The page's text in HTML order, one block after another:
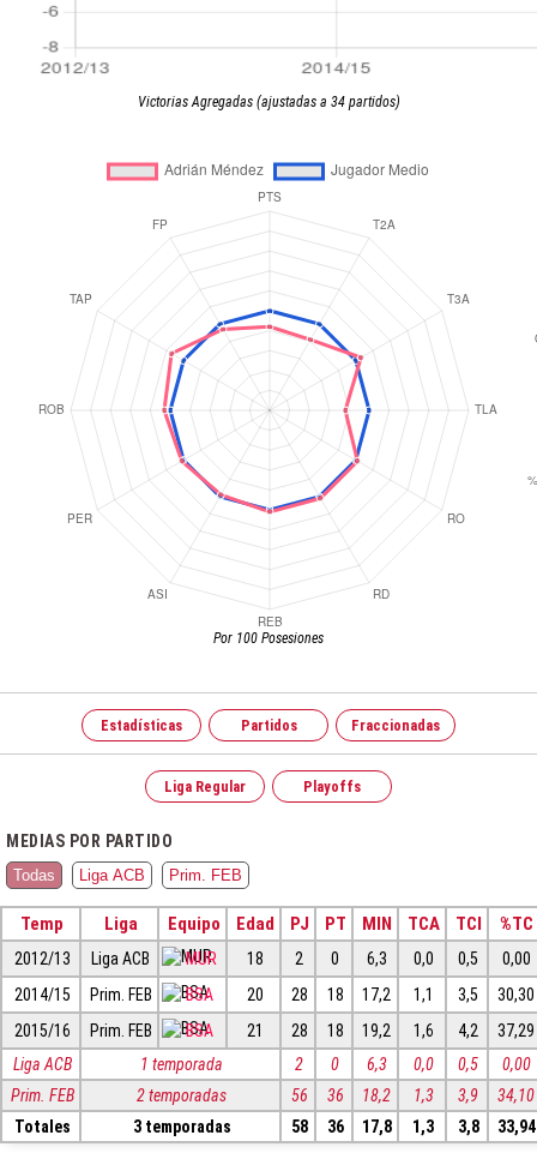
Victorias Agregadas (ajustadas a 34 partidos)
Por 100 Posesiones
Estadísticas Partidos Fraccionadas
Liga Regular Playoffs
MEDIAS POR PARTIDO
Todas Liga ACB Prim. FEB
Temp Liga Equipo Edad PJ PT MIN TCA TCI %TC
2012/13 Liga ACB MUR 18 2 0 6,3 0,0 0,5
0,00
2014/15
Prim. FEB BSA 20 28 18 17,2 1,1 3,5
30,30
2015/16
Prim. FEB BSA 21 28 18 19,2 1,6 4,2
37,29
Liga ACB
1 temporada 2 0 6,3 0,0 0,5
0,00
Prim. FEB
2 temporadas 56 36 18,2 1,3 3,9
34,10
Totales
3 temporadas 58 36 17,8 1,3 3,8 33,94